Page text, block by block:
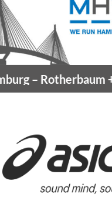
– Rotherbaum+